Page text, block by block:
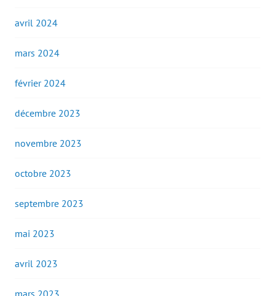
avril 2024
mars 2024
février 2024
décembre 2023
novembre 2023
octobre 2023
septembre 2023
mai 2023
avril 2023